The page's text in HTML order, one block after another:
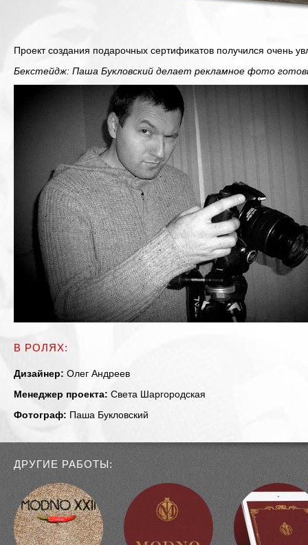
Проект создания подарочных сертификатов получился очень
Бекстейдж: Паша Букловский делает рекламное фото
В РОЛЯХ:
Дизайнер: Олег Андреев
Менеджер проекта: Света Шаргородская
Фотограф: Паша Букловский
ДРУГИЕ РАБОТЫ: